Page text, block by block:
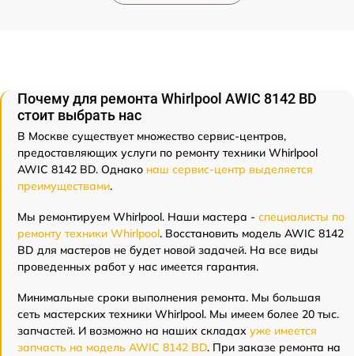
Почему для ремонта Whirlpool AWIC 8142 BD
стоит выбрать нас
В Москве существует множество сервис-центров,
предоставляющих услуги по ремонту техники Whirlpool
AWIC 8142 BD. Однако наш сервис-центр выделяется
преимуществами.
Мы ремонтируем Whirlpool. Наши мастера - специалисты по
ремонту техники Whirlpool. Восстановить модель AWIC 8142
BD для мастеров не будет новой задачей. На все виды
проведенных работ у нас имеется гарантия.
Минимальные сроки выполнения ремонта. Мы большая
сеть мастерских техники Whirlpool. Мы имеем более 20 тыс.
запчастей. И возможно на наших складах уже имеется
запчасть на модель AWIC 8142 BD. При заказе ремонта на